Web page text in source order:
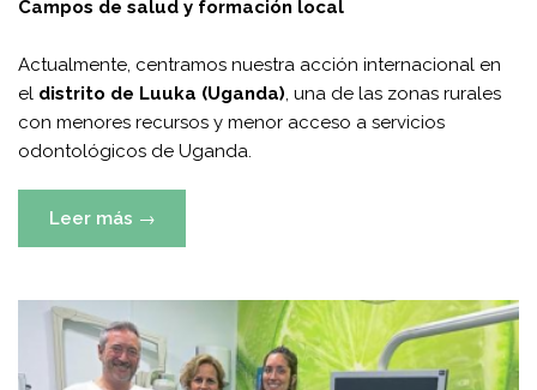
Campos de salud y formación local
Actualmente, centramos nuestra acción internacional en
el distrito de Luuka (Uganda), una de las zonas rurales
con menores recursos y menor acceso a servicios
odontológicos de Uganda.
Leer más «Actuación
Internacional»
→